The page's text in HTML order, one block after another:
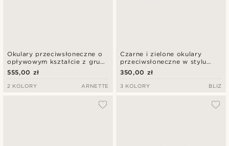
Okulary przeciwsłoneczne o
opływowym kształcie z grubą
oprawką w kolorze szylkretu
| Arnette 0AN4357
555,00 zł
2 KOLORY ARNETTE
Czarne i zielone okulary
przeciwsłoneczne w stylu
retro | Bliz 0ZB7018
350,00 zł
3 KOLORY BLIZ